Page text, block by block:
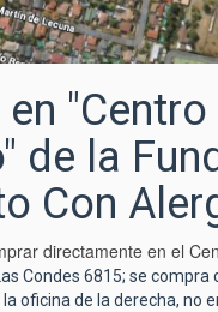
"Centro
de la
Con
directamente en el
Condes 6815; se compra
oficina de la derecha, no